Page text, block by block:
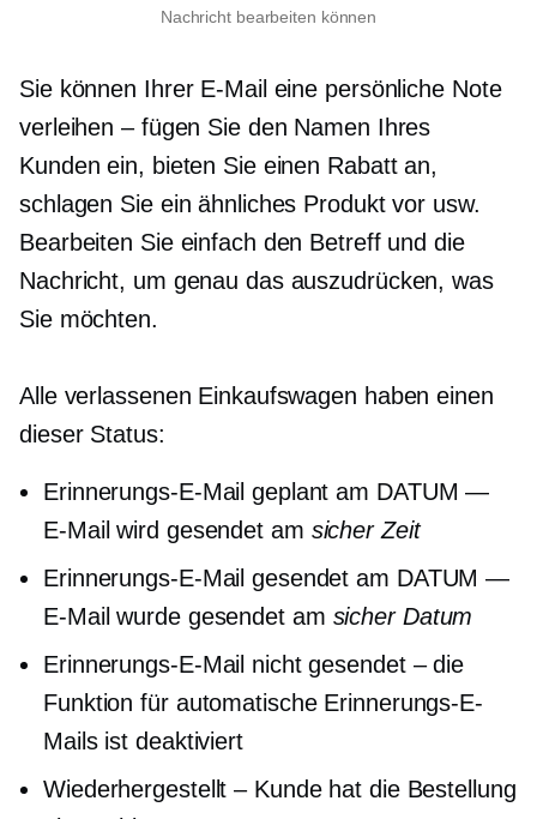
Nachricht bearbeiten können
Sie können Ihrer E-Mail eine persönliche Note
verleihen – fügen Sie den Namen Ihres
Kunden ein, bieten Sie einen Rabatt an,
schlagen Sie ein ähnliches Produkt vor usw.
Bearbeiten Sie einfach den Betreff und die
Nachricht, um genau das auszudrücken, was
Sie möchten.
Alle verlassenen Einkaufswagen haben einen
dieser Status:
Erinnerungs-E-Mail geplant am DATUM —
E-Mail wird gesendet am sicher Zeit
Erinnerungs-E-Mail gesendet am DATUM —
E-Mail wurde gesendet am sicher Datum
Erinnerungs-E-Mail nicht gesendet – die
Funktion für automatische Erinnerungs-E-
Mails ist deaktiviert
Wiederhergestellt – Kunde hat die Bestellung